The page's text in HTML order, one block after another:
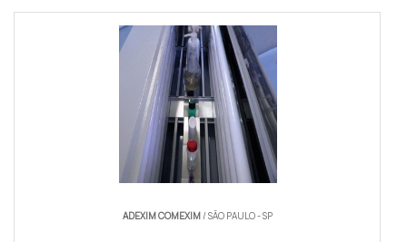
ADEXIM COMEXIM/ SÃO PAULO - SP